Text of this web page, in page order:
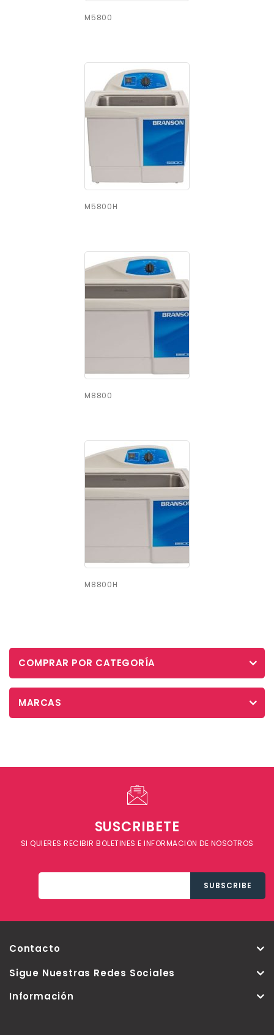
M5800
M5800H
M8800
M8800H
COMPRAR POR CATEGORÍA
MARCAS
SUSCRIBETE
SI QUIERES RECIBIR BOLETINES E INFORMACION DE NOSOTROS
Contacto
Sigue Nuestras Redes Sociales
Información